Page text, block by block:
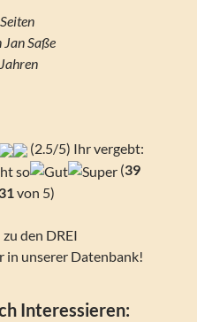
Saße
(2.5/5) Ihr vergebt:
(39
von 5)
den DREI
in unserer Datenbank!
Interessieren: